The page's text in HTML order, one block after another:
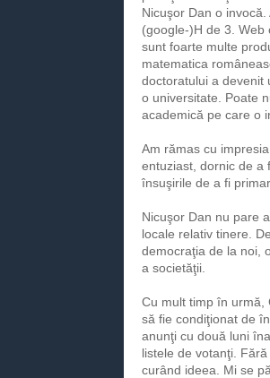
Nicuşor Dan o
(google-)H de 3. Web
sunt foarte multe
matematica
doctoratului a devenit
o universitate. Poate
academică pe care o
Am rămas cu
entuziast, dornic de a
însuşirile de a fi
Nicuşor Dan nu pare
locale relativ tinere.
democraţia de la noi,
a societăţii.
Cu mult timp în urmă,
să fie condiţionat de
anunţi cu două luni
listele de votanţi.
curând ideea. Mi se